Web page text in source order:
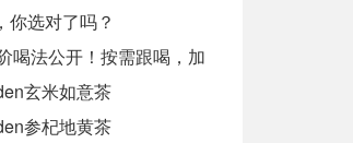
你选对了吗？
喝法公开！按需跟喝，加
玄米如意茶
参杞地黄茶